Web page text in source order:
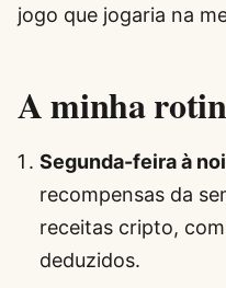
jogo que jogaria na
A minha
Segunda-feira à
recompensas da
receitas cripto,
deduzidos.